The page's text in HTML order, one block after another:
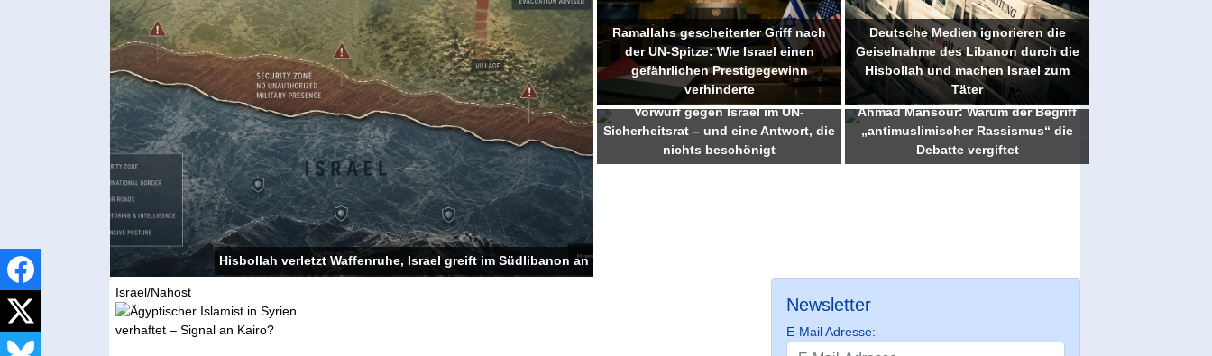
Hisbollah verletzt Waffenruhe, Israel greift im Südlibanon an
Ramallahs gescheiterter Griff nach
der UN-Spitze: Wie Israel einen
gefährlichen Prestigegewinn
verhinderte
Deutsche Medien ignorieren die
Geiselnahme des Libanon durch die
Hisbollah und machen Israel zum
Täter
Vorwurf gegen Israel im UN-
Sicherheitsrat – und eine Antwort, die
nichts beschönigt
Ahmad Mansour: Warum der Begriff
„antimuslimischer Rassismus“ die
Debatte vergiftet
Israel/Nahost
Newsletter
E-Mail Adresse: